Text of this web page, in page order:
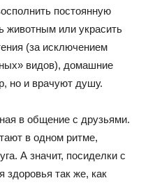
постоянную
животным или украсить
(за исключением
видов), домашние
но и врачуют душу.
в общение с друзьями.
в одном ритме,
А значит, посиделки с
так же, как